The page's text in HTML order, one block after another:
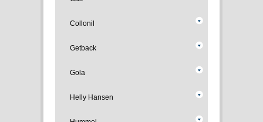
Collonil
Getback
Gola
Helly Hansen